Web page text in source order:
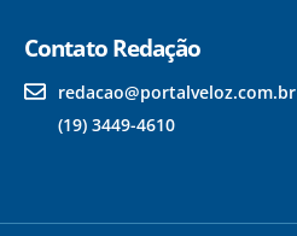
Contato Redação
redacao@portalveloz.com.br
(19) 3449-4610